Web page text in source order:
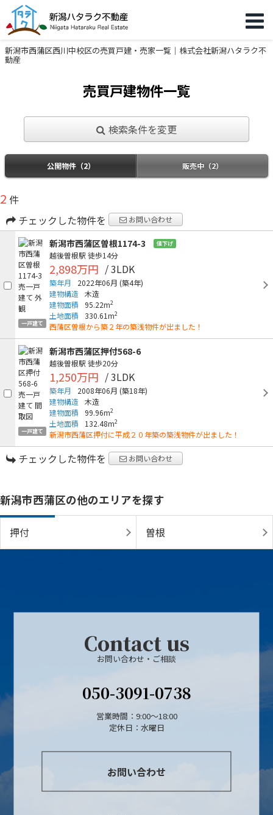
新潟市西蒲区西川中校区の売買戸建・売家一覧｜株式会社新潟ハタラク不
動産
売買戸建物件一覧
検索条件を変更
公開物件（2） 販売中（2）
2 件
チェックした物件を
お問い合わせ
一戸建て
新潟市西蒲区曽根1174-3 値下げ
越後曽根駅 徒歩14分
2,898万円 / 3LDK
築年月 2022年06月 (築4年)
建物構造 木造
建物面積
95.22m2
土地面積 330.61m2
西蒲区曽根から築２年の築浅物件が出ました！
一戸建て
新潟市西蒲区押付568-6
越後曽根駅 徒歩20分
1,250万円 / 3LDK
築年月 2008年06月 (築18年)
建物構造 木造
建物面積
99.96m2
土地面積 132.48m2
新潟市西蒲区押付に平成２０年築の築浅物件が出ました！
チェックした物件を お問い合わせ
新潟市西蒲区の他のエリアを探す
押付 曽根
Contact us
お問い合わせ・ご相談
050-3091-0738
営業時間：9:00～18:00
定休日：水曜日
お問い合わせ